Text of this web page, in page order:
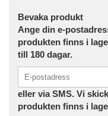
Bevaka produkt
Ange din e-
produkten finns i
till 180 dagar.
eller via SMS. Vi
produkten finns i